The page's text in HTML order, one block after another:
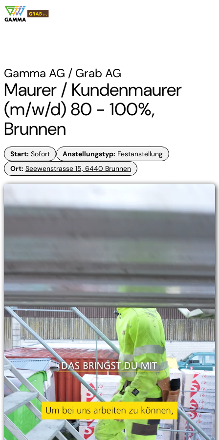
Gamma AG / Grab AG
Maurer / Kundenmaurer
(m/w/d) 80 - 100%,
Brunnen
Start: Sofort Anstellungstyp: Festanstellung
Ort: Seewenstrasse 15, 6440 Brunnen